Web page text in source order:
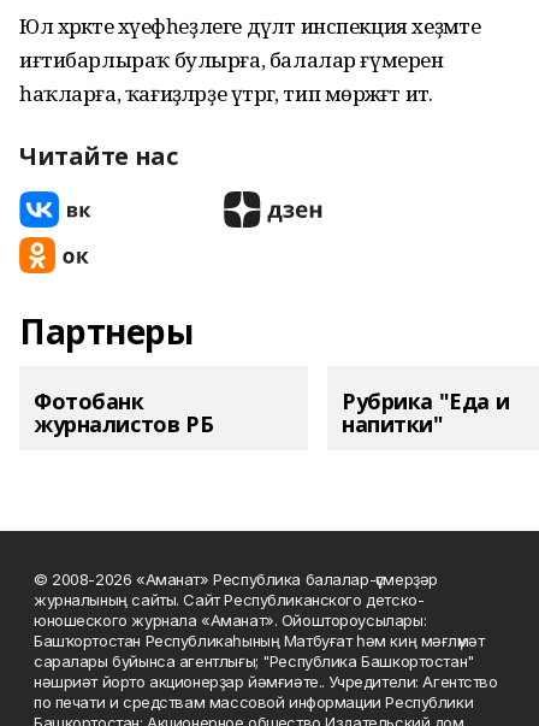
Юл хәрәкәте хәүефһеҙлеге дәүләт инспекция хеҙмәте
иғтибарлыраҡ булырға, балалар ғүмерен
һаҡларға, ҡағиҙәләрҙе үтәргә, тип мөрәжәғәт итә.
Читайте нас
Партнеры
Фотобанк
журналистов РБ
Рубрика "Еда и
напитки"
© 2008-2026 «Аманат» Республика балалар-үҫмерҙәр
журналының сайты. Сайт Республиканского детско-
юношеского журнала «Аманат». Ойоштороусылары:
Башҡортостан Республикаһының Матбуғат һәм киң мәғлүмәт
саралары буйынса агентлығы; "Республика Башкортостан"
нәшриәт йорто акционерҙар йәмғиәте.. Учредители: Агентство
по печати и средствам массовой информации Республики